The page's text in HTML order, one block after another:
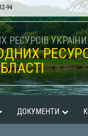
94
УКРАЇНИ
ДОКУМЕНТИ